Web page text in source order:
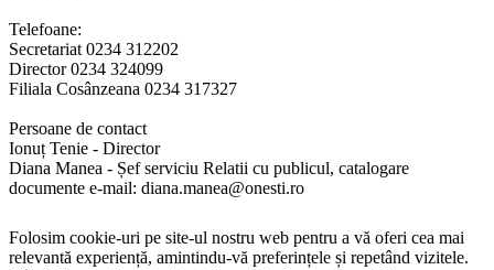
Telefoane:
Secretariat 0234 312202
Director 0234 324099
Filiala Cosânzeana 0234 317327
Persoane de contact
Ionuț Tenie - Director
Diana Manea - Șef serviciu Relatii cu publicul, catalogare
documente e-mail: diana.manea@onesti.ro
Folosim cookie-uri pe site-ul nostru web pentru a vă oferi cea mai
relevantă experiență, amintindu-vă preferințele și repetând vizitele.